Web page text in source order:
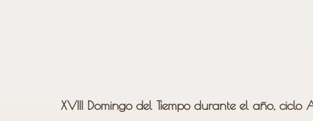
XVIII Domingo del Tiempo durante el año, ciclo